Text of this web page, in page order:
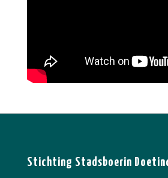
Stichting Stadsboerin